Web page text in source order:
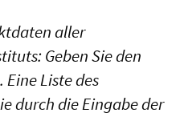
aller
Geben Sie den
Liste des
durch die Eingabe der